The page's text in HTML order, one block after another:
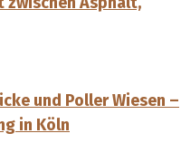
und Poller Wiesen –
in Köln